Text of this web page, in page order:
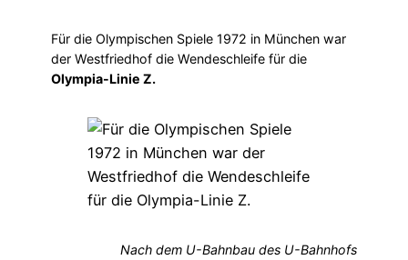
Für die Olympischen Spiele 1972 in München war
der Westfriedhof die Wendeschleife für die
Olympia-Linie Z.
Nach dem U-Bahnbau des U-Bahnhofs